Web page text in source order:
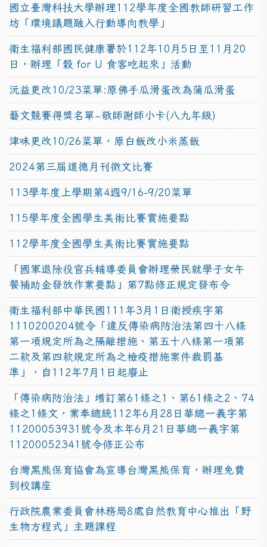
國立臺灣科技大學辦理112學年度全國教師研習工作
坊「環境議題融入行動導向教學」
衛生福利部國民健康署於112年10月5日至11月20
日，辦理「穀 for U 食客吃起來」活動
沅益更改10/23菜單:原佛手瓜滑蛋改為蒲瓜滑蛋
藝文競賽得獎名單~敬師謝師小卡(八九年級)
津味更改10/26菜單，原白飯改小米蒸飯
2024第三屆道德月刊徵文比賽
113學年度上學期第4週9/16-9/20菜單
115學年度全國學生美術比賽實施要點
112學年度全國學生美術比賽實施要點
「國軍退除役官兵輔導委員會辦理榮民就學子女午
餐補助金發放作業要點」第7點修正規定發布令
衛生福利部中華民國111年3月1日衛授疾字第
1110200204號令「違反傳染病防治法第四十八條
第一項規定所為之隔離措施、第五十八條第一項第
二款及第四款規定所為之檢疫措施案件裁罰基
準」，自112年7月1日起廢止
「傳染病防治法」增訂第61條之1、第61條之2、74
條之1條文，業奉總統112年6月28日華總一義字第
11200053931號令及本年6月21日華總一義字第
11200052341號令修正公布
台灣黑熊保育協會為宣導台灣黑熊保育，辦理免費
到校講座
行政院農業委員會林務局8處自然教育中心推出「野
生物方程式」主題課程